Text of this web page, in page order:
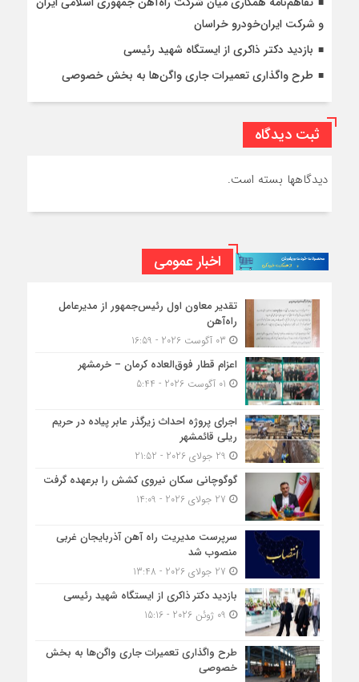
و شرکت ایران‌خودرو خراسان
بازدید دکتر ذاکری از ایستگاه شهید رئیسی
طرح واگذاری تعمیرات جاری واگن‌ها به بخش خصوصی
ثبت دیدگاه
دیدگاهها بسته است.
اخبار عمومی
تقدیر معاون اول رئیس‌جمهور از مدیرعامل
راه‌آهن
اعزام قطار فوق‌العاده کرمان – خرمشهر
اجرای پروژه احداث زیرگذر عابر پیاده در حریم
ریلی قائمشهر
گوگوچانی سکان نیروی کشش را برعهده گرفت
سرپرست مدیریت راه آهن آذربایجان غربی
منصوب شد
بازدید دکتر ذاکری از ایستگاه شهید رئیسی
طرح واگذاری تعمیرات جاری واگن‌ها به بخش
خصوصی